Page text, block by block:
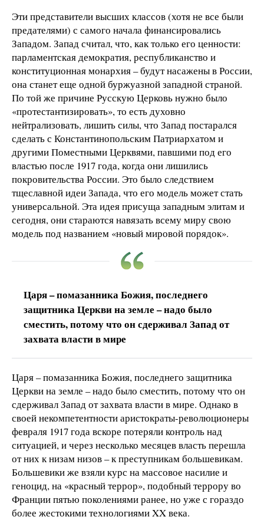
Эти представители высших классов (хотя не все были
предателями) с самого начала финансировались
Западом. Запад считал, что, как только его ценности:
парламентская демократия, республиканство и
конституционная монархия – будут насажены в России,
она станет еще одной буржуазной западной страной.
По той же причине Русскую Церковь нужно было
«протестантизировать», то есть духовно
нейтрализовать, лишить силы, что Запад постарался
сделать с Константинопольским Патриархатом и
другими Поместными Церквями, павшими под его
властью после 1917 года, когда они лишились
покровительства России. Это было следствием
тщеславной идеи Запада, что его модель может стать
универсальной. Эта идея присуща западным элитам и
сегодня, они стараются навязать всему миру свою
модель под названием «новый мировой порядок».
Царя – помазанника Божия, последнего
защитника Церкви на земле – надо было
сместить, потому что он сдерживал Запад от
захвата власти в мире
Царя – помазанника Божия, последнего защитника
Церкви на земле – надо было сместить, потому что он
сдерживал Запад от захвата власти в мире. Однако в
своей некомпетентности аристократы-революционеры
февраля 1917 года вскоре потеряли контроль над
ситуацией, и через несколько месяцев власть перешла
от них к низам низов – к преступникам большевикам.
Большевики же взяли курс на массовое насилие и
геноцид, на «красный террор», подобный террору во
Франции пятью поколениями ранее, но уже с гораздо
более жестокими технологиями XX века.